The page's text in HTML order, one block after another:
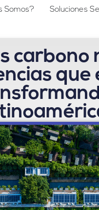
Somos? Soluciones
carbono
que